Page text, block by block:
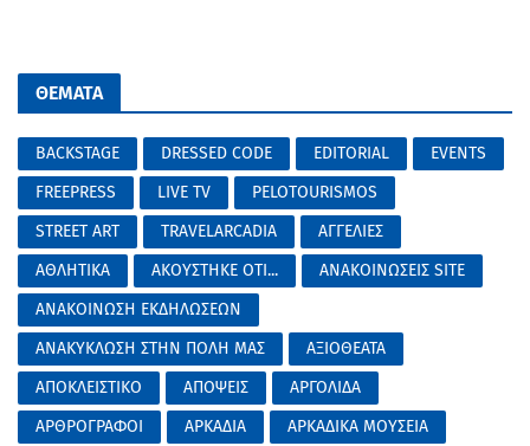
ΘΕΜΑΤΑ
BACKSTAGE DRESSED CODE EDITORIAL
EVENTS
FREEPRESS
LIVE TV
PELOTOURISMOS
STREET ART
TRAVELARCADIA
ΑΓΓΕΛΙΕΣ
ΑΘΛΗΤΙΚΑ
ΑΚΟΥΣΤΗΚΕ ΟΤΙ...
ΑΝΑΚΟΙΝΩΣΕΙΣ SITE
ΑΝΑΚΟΙΝΩΣΗ ΕΚΔΗΛΩΣΕΩΝ
ΑΝΑΚΥΚΛΩΣΗ ΣΤΗΝ ΠΟΛΗ ΜΑΣ
ΑΞΙΟΘΕΑΤΑ
ΑΠΟΚΛΕΙΣΤΙΚΟ
ΑΠΟΨΕΙΣ
ΑΡΓΟΛΙΔΑ
ΑΡΘΡΟΓΡΑΦΟΙ
ΑΡΚΑΔΙΑ
ΑΡΚΑΔΙΚΑ ΜΟΥΣΕΙΑ